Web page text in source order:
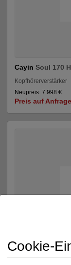
Cayin Soul 170
Kopfhörerverstärker
Neupreis: 7.998 €
Preis auf Anfrage
Cookie-